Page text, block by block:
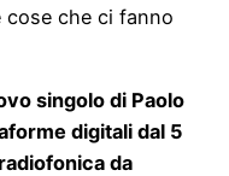
cose che ci fanno
singolo di Paolo
digitali dal 5
da